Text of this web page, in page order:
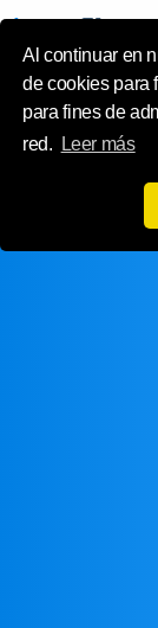
Al continuar en
de cookies para
para fines de
red.
Leer más